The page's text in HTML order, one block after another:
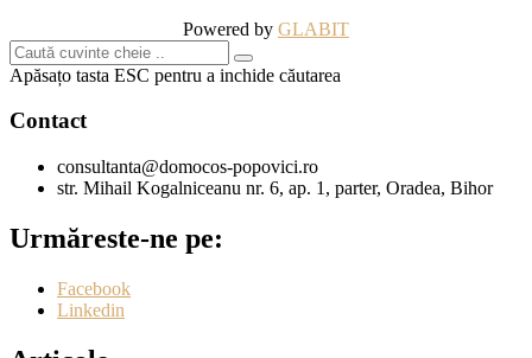
Powered by GLABIT
Apăsațo tasta ESC pentru a inchide căutarea
Contact
consultanta@domocos-popovici.ro
str. Mihail Kogalniceanu nr. 6, ap. 1, parter, Oradea, Bihor
Urmăreste-ne pe:
Facebook
Linkedin